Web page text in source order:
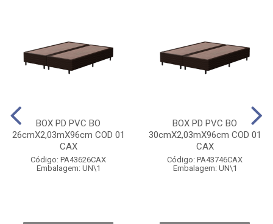
BOX PD PVC BO
26cmX2,03mX96cm COD 01
CAX
Código: PA43626CAX
Embalagem: UN\1
BOX PD PVC BO
30cmX2,03mX96cm COD 01
CAX
Código: PA43746CAX
Embalagem: UN\1